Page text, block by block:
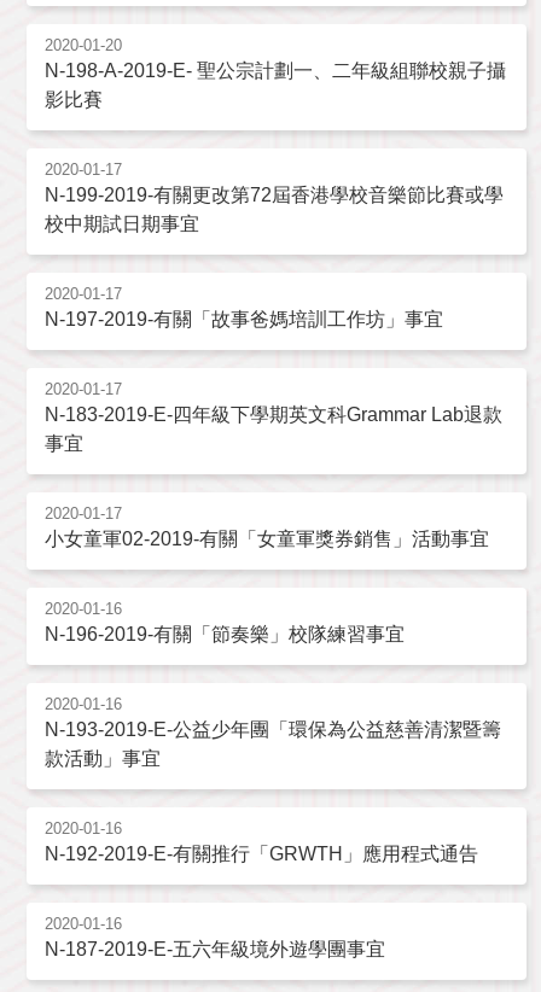
2020-01-20
N-198-A-2019-E- 聖公宗計劃一、二年級組聯校親子攝
影比賽
2020-01-17
N-199-2019-有關更改第72屆香港學校音樂節比賽或學
校中期試日期事宜
2020-01-17
N-197-2019-有關「故事爸媽培訓工作坊」事宜
2020-01-17
N-183-2019-E-四年級下學期英文科Grammar Lab退款
事宜
2020-01-17
小女童軍02-2019-有關「女童軍獎券銷售」活動事宜
2020-01-16
N-196-2019-有關「節奏樂」校隊練習事宜
2020-01-16
N-193-2019-E-公益少年團「環保為公益慈善清潔暨籌
款活動」事宜
2020-01-16
N-192-2019-E-有關推行「GRWTH」應用程式通告
2020-01-16
N-187-2019-E-五六年級境外遊學團事宜